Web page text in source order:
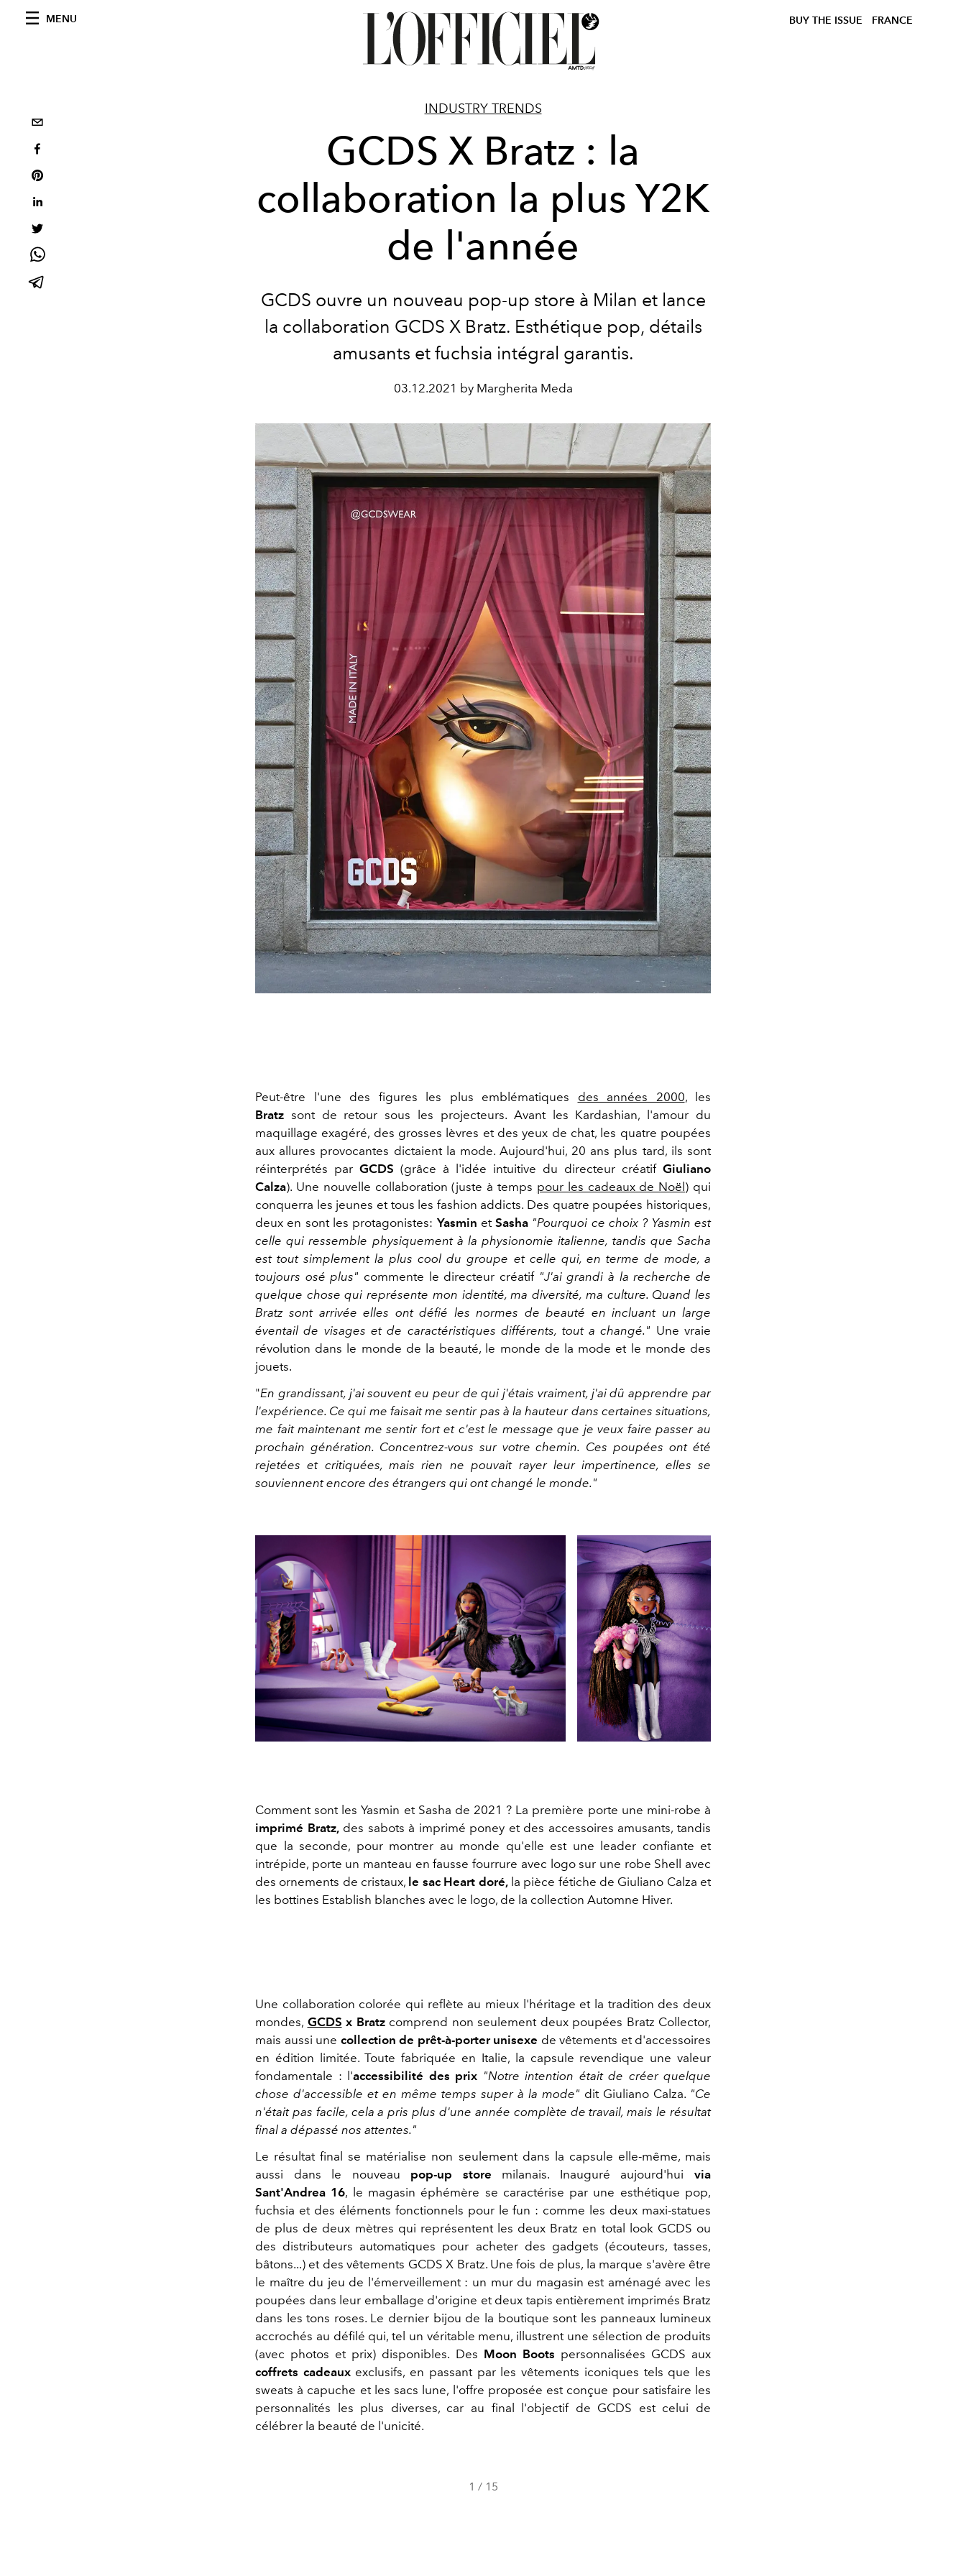
MENU BUY THE ISSUE FRANCE
INDUSTRY TRENDS
GCDS X Bratz : la
collaboration la plus Y2K
de l'année
GCDS ouvre un nouveau pop-up store à Milan et lance
la collaboration GCDS X Bratz. Esthétique pop, détails
amusants et fuchsia intégral garantis.
03.12.2021 by Margherita Meda
Peut-être l'une des figures les plus emblématiques des années 2000, les
Bratz sont de retour sous les projecteurs. Avant les Kardashian, l'amour du
maquillage exagéré, des grosses lèvres et des yeux de chat, les quatre poupées
aux allures provocantes dictaient la mode. Aujourd'hui, 20 ans plus tard, ils sont
réinterprétés par GCDS (grâce à l'idée intuitive du directeur créatif Giuliano
Calza). Une nouvelle collaboration (juste à temps pour les cadeaux de Noël) qui
conquerra les jeunes et tous les fashion addicts. Des quatre poupées historiques,
deux en sont les protagonistes: Yasmin etSasha "Pourquoi ce choix ? Yasmin est
celle qui ressemble physiquement à la physionomie italienne, tandis que Sacha
est tout simplementla plus cool du groupe et celle qui, en terme de mode, a
toujours osé plus" commente le directeur créatif "J'ai grandi à la recherche de
quelque chose qui représente mon identité, ma diversité, ma culture. Quand les
Bratz sont arrivée elles ont défié les normes de beauté en incluant un large
éventail de visages et de caractéristiques différents, tout a changé." Une vraie
révolution dans le monde de la beauté, le monde de la mode et le monde des
jouets.
"En grandissant, j'ai souvent eu peur de qui j'étais vraiment, j'ai dû apprendre par
l'expérience. Ce qui me faisait me sentir pas à la hauteur dans certaines situations,
me fait maintenant me sentir fort et c'est le message que je veux faire passer au
prochain génération. Concentrez-vous sur votre chemin. Ces poupées ont été
rejetées et critiquées, mais rien ne pouvait rayer leur impertinence, elles se
souviennent encore des étrangers qui ont changé le monde."
Comment sont les Yasmin et Sasha de 2021 ? La première porte une mini-robe à
imprimé Bratz,des sabots à imprimé poney et des accessoires amusants, tandis
que la seconde, pour montrer au monde qu'elle est une leader confiante et
intrépide, porte un manteau en fausse fourrure avec logo sur une robe Shell avec
des ornements de cristaux, le sac Heart doré,la pièce fétiche de Giuliano Calza et
les bottines Establish blanches avec le logo, de la collection Automne Hiver.
Une collaboration colorée qui reflète au mieux l'héritage et la tradition des deux
mondes, GCDS x Bratzcomprend non seulement deux poupées Bratz Collector,
mais aussi une collection de prêt-à-porter unisexe de vêtements et d'accessoires
en édition limitée. Toute fabriquée en Italie, la capsule revendique une valeur
fondamentale : l'accessibilité des prix "Notre intention était de créer quelque
chose d'accessible et en même temps super à la mode" dit Giuliano Calza. "Ce
n'était pas facile, cela a pris plus d'une année complète de travail, mais le résultat
final a dépassé nos attentes."
Le résultat final se matérialise non seulement dans la capsule elle-même, mais
aussi dans le nouveau pop-up store milanais. Inauguré aujourd'huivia
Sant'Andrea 16, le magasin éphémère se caractérise par une esthétique pop,
fuchsia et des éléments fonctionnels pour le fun : comme les deux maxi-statues
de plus de deux mètres qui représentent les deux Bratz en total look GCDS ou
des distributeurs automatiques pour acheter des gadgets (écouteurs, tasses,
bâtons...) et des vêtements GCDS X Bratz. Une fois de plus, la marque s'avère être
le maître du jeu de l'émerveillement : un mur du magasin est aménagé avec les
poupées dans leur emballage d'origine et deux tapis entièrement imprimés Bratz
dans les tons roses. Le dernier bijou de la boutique sont les panneaux lumineux
accrochés au défilé qui, tel un véritable menu, illustrent une sélection de produits
(avec photos et prix) disponibles. Des Moon Boots personnalisées GCDS aux
coffrets cadeauxexclusifs, en passant par les vêtements iconiques tels que les
sweats à capuche et les sacs lune, l'offre proposée est conçue pour satisfaire les
personnalités les plus diverses, car au final l'objectif de GCDS est celui de
célébrer la beauté de l'unicité.
1 / 15